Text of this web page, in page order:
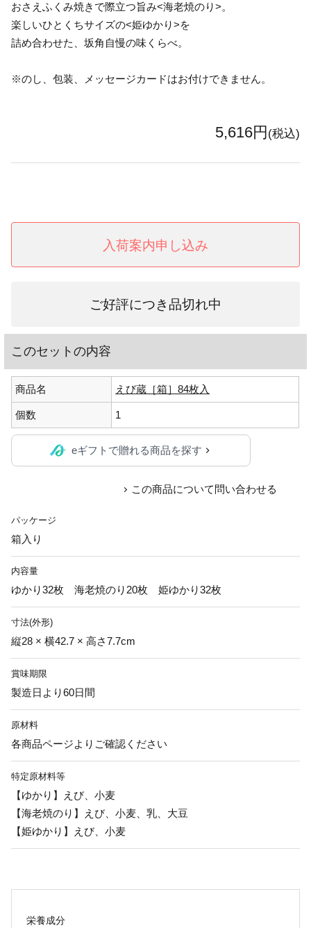
おさえふくみ焼きで際立つ旨み<海老焼のり>。
楽しいひとくちサイズの<姫ゆかり>を
詰め合わせた、坂角自慢の味くらべ。
※のし、包装、メッセージカードはお付けできません。
5,616円 (税込)
入荷案内申し込み
ご好評につき品切れ中
このセットの内容
商品名 えび蔵［箱］84枚入
個数 1
eギフトで贈れる商品を探す
この商品について問い合わせる
パッケージ
箱入り
内容量
ゆかり32枚 海老焼のり20枚 姫ゆかり32枚
寸法(外形)
縦28 × 横42.7 × 高さ7.7cm
賞味期限
製造日より60日間
原材料
各商品ページよりご確認ください
特定原材料等
【ゆかり】えび、小麦
【海老焼のり】えび、小麦、乳、大豆
【姫ゆかり】えび、小麦
栄養成分